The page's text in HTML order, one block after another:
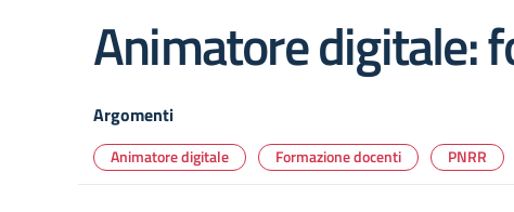
Animatore digitale:
Argomenti
Animatore digitale Formazione docenti PNRR